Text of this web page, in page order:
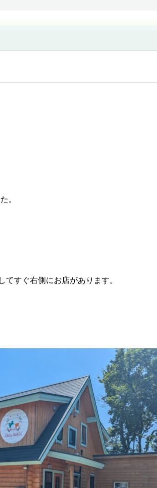
。
すぐ右側にお店があります。